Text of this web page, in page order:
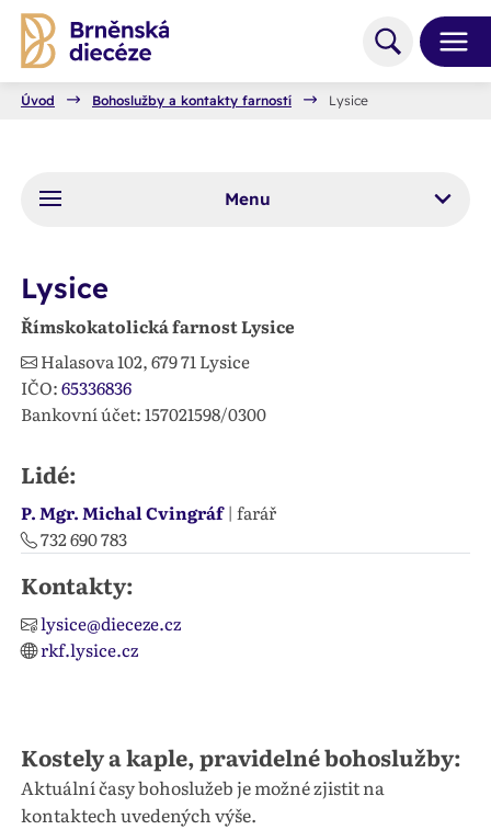
Úvod Bohoslužby a kontakty farností Lysice
Menu
Lysice
Římskokatolická farnost Lysice
Halasova 102,679 71Lysice
IČO:65336836
Bankovní účet: 157021598/0300
Lidé:
P. Mgr. Michal Cvingráf| farář
732 690 783
Kontakty:
lysice@dieceze.cz
rkf.lysice.cz
Kostely a kaple, pravidelné bohoslužby:
Aktuální časy bohoslužeb je možné zjistit na
kontaktech uvedených výše.